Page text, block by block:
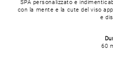
SPA personalizzato e
con la mente e la cute del viso
e
60